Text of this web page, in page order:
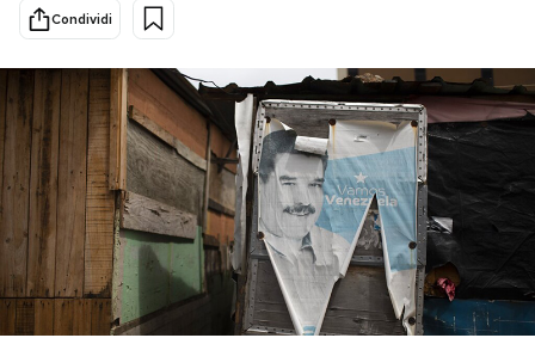
Economia
PODCAST
NEWSLETTER
I MIEI PREFERITI
Condividi